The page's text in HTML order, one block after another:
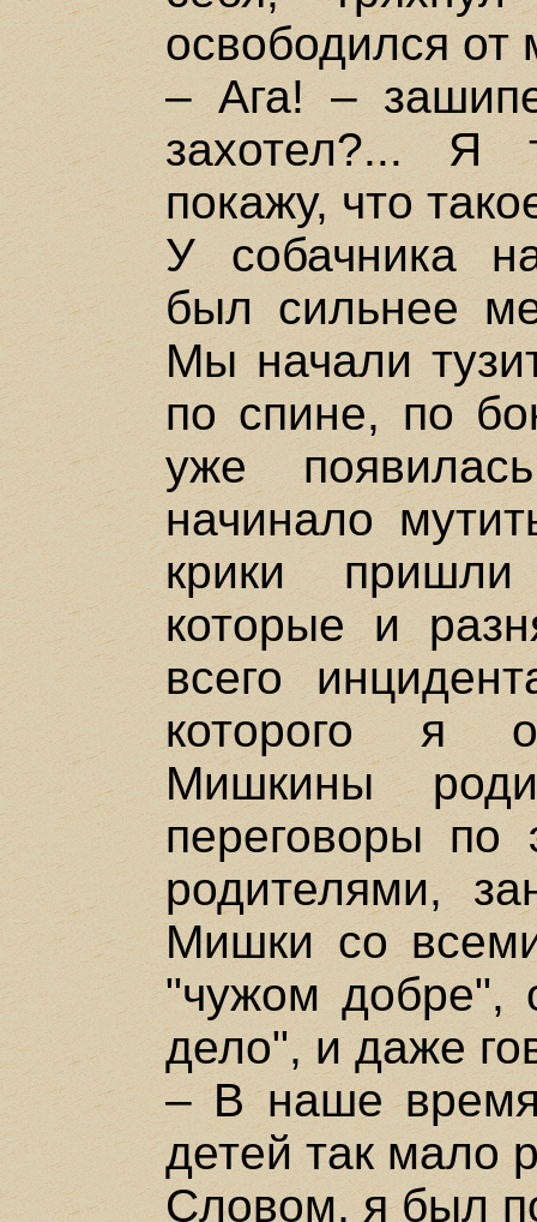
освободился от
– Ага! –
захотел?... Я
покажу, что
У собачника
был сильнее
Мы начали
по спине, по
уже
начинало
крики
которые и
всего
которого я
Мишкины
переговоры
родителями,
Мишки со
"чужом добре",
дело", и даже
– В наше
детей так мало
Словом, я был